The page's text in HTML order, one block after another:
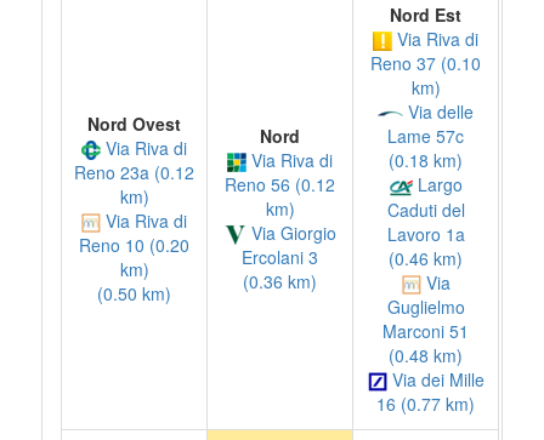
Nord Ovest
Via Riva di
Reno 23a (0.12
km)
Via Riva di
Reno 10 (0.20
km)
(0.50 km)
Nord
Via Riva di
Reno 56 (0.12
km)
Via Giorgio
Ercolani 3
(0.36 km)
Nord Est
Via Riva di
Reno 37 (0.10
km)
Via delle
Lame 57c
(0.18 km)
Largo
Caduti del
Lavoro 1a
(0.46 km)
Via
Guglielmo
Marconi 51
(0.48 km)
Via dei Mille
16 (0.77 km)